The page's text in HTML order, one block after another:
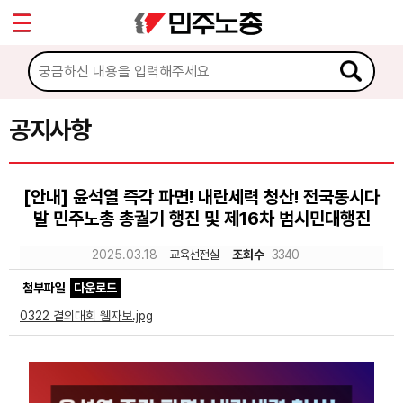
공지사항
[안내] 윤석열 즉각 파면! 내란세력 청산! 전국동시다
발 민주노총 총궐기 행진 및 제16차 범시민대행진
2025.03.18 교육선전실 조회수 3340
첨부파일
다운로드
0322 결의대회 웹자보.jpg
마이페이지
소개
소식
공지사항
성명·보도
노동상담
자료
부설기관
Sketchbook5, 스케치북5
Sketchbook5, 스케치북5